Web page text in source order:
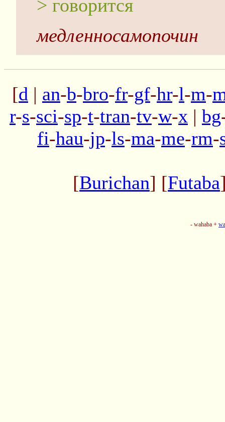
> говорится
медленносамопочин
[d | an-b-bro-fr-gf-hr-l-m-
r-s-sci-sp-t-tran-tv-w-x | bg
fi-hau-jp-ls-ma-me-rm-
[Burichan] [Futaba
- wahaba +